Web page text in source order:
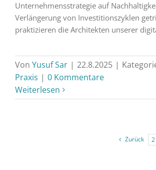
Unternehmensstrategie auf
Verlängerung von Investitionszyklen
praktizieren die Architekten unserer
Von Yusuf Sar | 22.8.2025 |
Praxis | 0 Kommentare
Weiterlesen
Zurück 2